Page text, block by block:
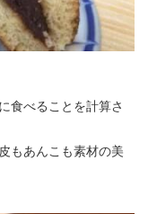
食べることを計算さ
もあんこも素材の美